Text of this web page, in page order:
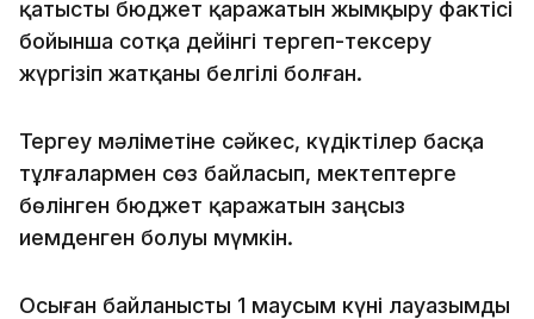
қатысты бюджет қаражатын жымқыру фактісі
бойынша сотқа дейінгі тергеп-тексеру
жүргізіп жатқаны белгілі болған.
Тергеу мәліметіне сәйкес, күдіктілер басқа
тұлғалармен сөз байласып, мектептерге
бөлінген бюджет қаражатын заңсыз
иемденген болуы мүмкін.
Осыған байланысты 1 маусым күні лауазымды